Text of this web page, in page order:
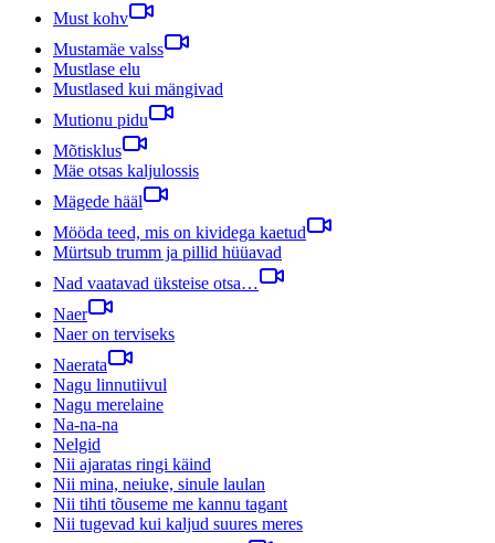
Must kohv
Mustamäe valss
Mustlase elu
Mustlased kui mängivad
Mutionu pidu
Mõtisklus
Mäe otsas kaljulossis
Mägede hääl
Mööda teed, mis on kividega kaetud
Mürtsub trumm ja pillid hüüavad
Nad vaatavad üksteise otsa…
Naer
Naer on terviseks
Naerata
Nagu linnutiivul
Nagu merelaine
Na-na-na
Nelgid
Nii ajaratas ringi käind
Nii mina, neiuke, sinule laulan
Nii tihti tõuseme me kannu tagant
Nii tugevad kui kaljud suures meres